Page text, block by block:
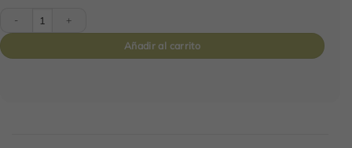
Añadir al carrito